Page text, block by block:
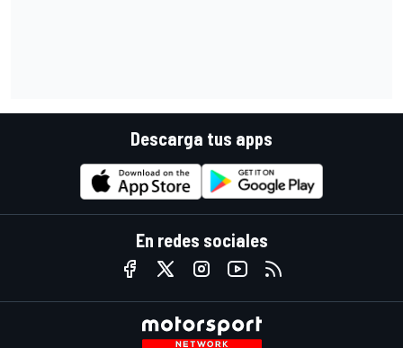
Descarga tus apps
En redes sociales